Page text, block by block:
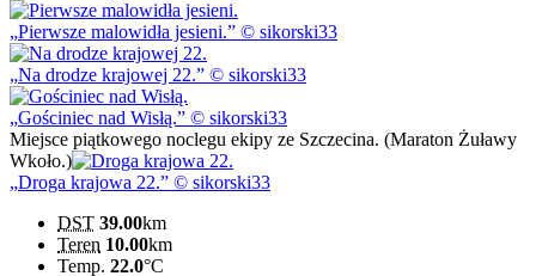
Pierwsze malowidła jesieni. © sikorski33
Na drodze krajowej 22. © sikorski33
Gościniec nad Wisłą.
© sikorski33
Miejsce piątkowego noclegu ekipy ze Szczecina. (Maraton Żuławy
Wkoło.)
Droga krajowa 22.
© sikorski33
DST 39.00km
Teren 10.00km
Temp. 22.0°C